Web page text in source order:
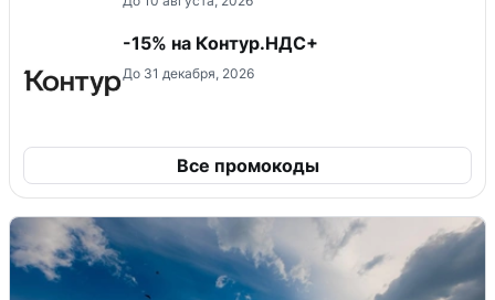
-15% на Контур.НДС+
До 31 декабря, 2026
Все промокоды